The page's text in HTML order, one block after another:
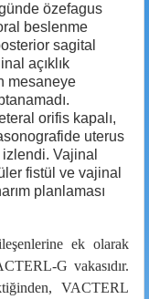
özefagus
beslenme
sagital
açıklık
mesaneye
orifis kapalı,
uterus
Vajinal
fistül ve vajinal
planlaması
ek olarak
G vakasıdır.
VACTERL